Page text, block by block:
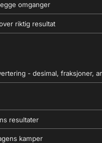
omganger
riktig resultat
- desimal, fraksjoner,
resultater
kamper